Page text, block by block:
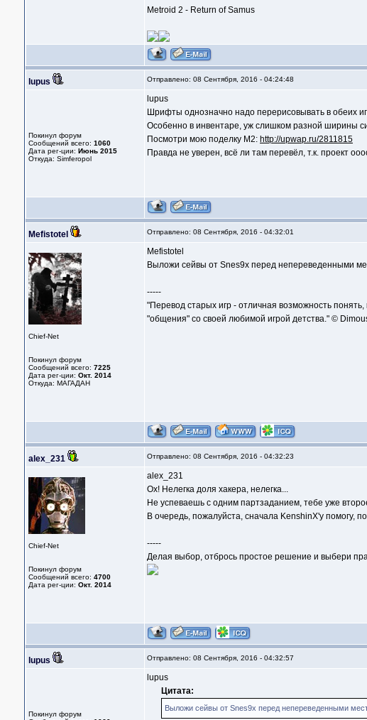
Metroid 2 - Return of Samus
lupus Отправлено: 08 Сентября, 2016 - 04:24:48
Покинул форум
Сообщений всего: 1060
Дата рег-ции: Июнь 2015
Откуда: Simferopol
lupus
Шрифты однозначно надо перерисовывать в обеих
Особенно в инвентаре, уж слишком разной ширины
Посмотри мою поделку М2: http://upwap.ru/2811815
Правда не уверен, всё ли там перевёл, т.к. проект
Mefistotel Отправлено: 08 Сентября, 2016 - 04:32:01
Chief-Net
Покинул форум
Сообщений всего: 7225
Дата рег-ции: Окт. 2014
Откуда: МАГАДАН
Mefistotel
Выложи сейвы от Snes9x перед непереведенными
-----
"Перевод старых игр - отличная возможность
"общения" со своей любимой игрой детства." ©
alex_231 Отправлено: 08 Сентября, 2016 - 04:32:23
Chief-Net
Покинул форум
Сообщений всего: 4700
Дата рег-ции: Окт. 2014
alex_231
Ох! Нелегка доля хакера, нелегка...
Не успеваешь с одним партзаданием, тебе уже
В очередь, пожалуйста, сначала KenshinX'у помогу,
-----
Делая выбор, отбрось простое решение и выбери
lupus Отправлено: 08 Сентября, 2016 - 04:32:57
Покинул форум
lupus
Цитата:
Выложи сейвы от Snes9x перед непереведенными